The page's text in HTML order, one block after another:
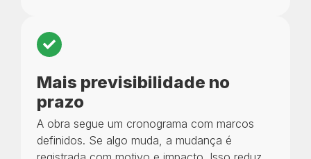
Mais previsibilidade no
prazo
A obra segue um cronograma com marcos
definidos. Se algo muda, a mudança é